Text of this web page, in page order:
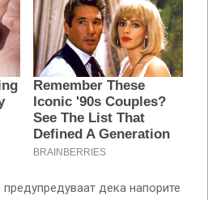
предупредуваат дека напорите